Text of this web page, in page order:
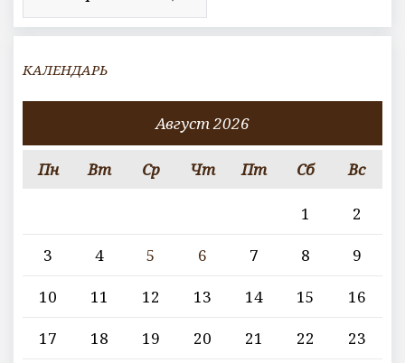
КАЛЕНДАРЬ
Август 2026
Пн Вт Ср Чт Пт Сб Вс
1
2
3
4 5 6 7 8
9
10
11 12 13 14 15
16
17
18 19 20 21 22
23